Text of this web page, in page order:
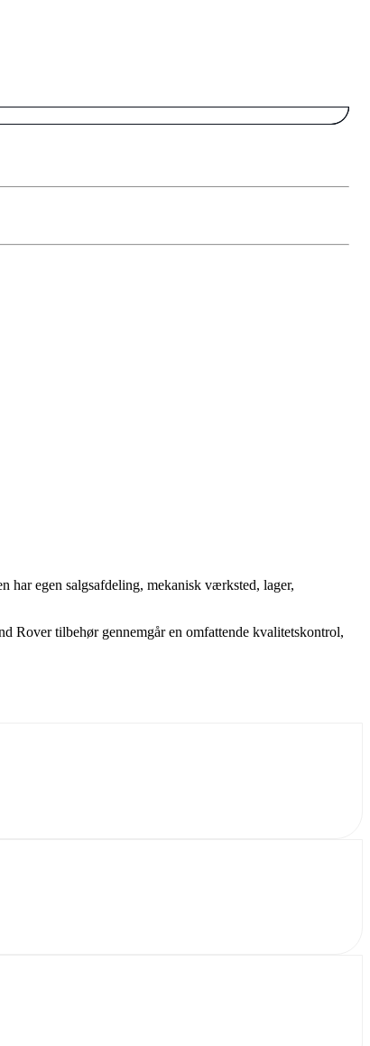
egen salgsafdeling, mekanisk værksted, lager,
Rover tilbehør gennemgår en omfattende kvalitetskontrol,